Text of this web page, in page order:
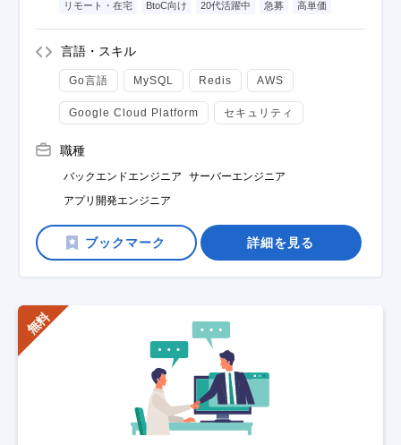
リモート・在宅 BtoC向け 20代活躍中 急募 高単価
言語・スキル
Go言語 MySQL Redis AWS
Google Cloud Platform セキュリティ
職種
バックエンドエンジニア
サーバーエンジニア
アプリ開発エンジニア
詳細を見る